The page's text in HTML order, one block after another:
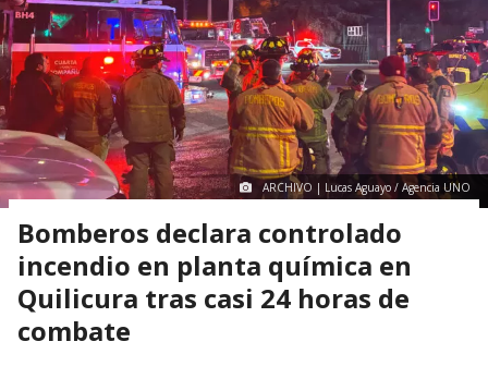
ARCHIVO | Lucas Aguayo / Agencia UNO
Bomberos declara controlado
incendio en planta química en
Quilicura tras casi 24 horas de
combate